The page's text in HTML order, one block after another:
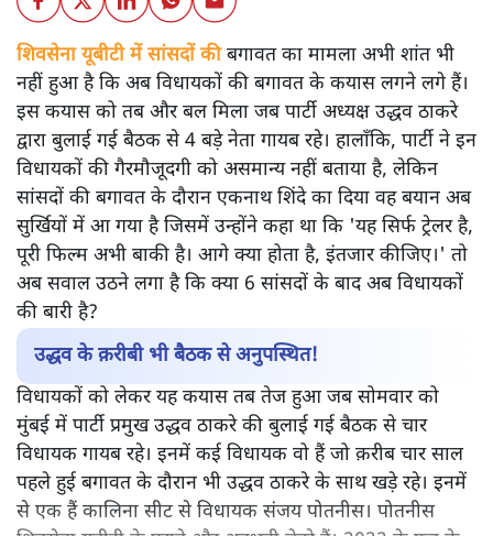
शिवसेना यूबीटी में सांसदों कीबगावत का मामला अभी शांत भी
नहीं हुआ है कि अब विधायकों की बगावत के कयास लगने लगे हैं।
इस कयास को तब और बल मिला जब पार्टी अध्यक्ष उद्धव ठाकरे
द्वारा बुलाई गई बैठक से 4 बड़े नेता गायब रहे। हालाँकि, पार्टी ने इन
विधायकों की गैरमौजूदगी को असमान्य नहीं बताया है, लेकिन
सांसदों की बगावत के दौरान एकनाथ शिंदे का दिया वह बयान अब
सुर्खियों में आ गया है जिसमें उन्होंने कहा था कि 'यह सिर्फ ट्रेलर है,
पूरी फिल्म अभी बाकी है। आगे क्या होता है, इंतजार कीजिए।' तो
अब सवाल उठने लगा है कि क्या 6 सांसदों के बाद अब विधायकों
की बारी है?
उद्धव के क़रीबी भी बैठक से अनुपस्थित!
विधायकों को लेकर यह कयास तब तेज हुआ जब सोमवार को
मुंबई में पार्टी प्रमुख उद्धव ठाकरे की बुलाई गई बैठक से चार
विधायक गायब रहे। इनमें कई विधायक वो हैं जो क़रीब चार साल
पहले हुई बगावत के दौरान भी उद्धव ठाकरे के साथ खड़े रहे। इनमें
से एक हैं कालिना सीट से विधायक संजय पोतनीस। पोतनीस